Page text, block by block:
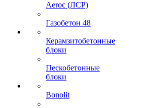
Aeroc (ЛСР)
Газобетон 48
Керамзитобетонные
блоки
Пескобетонные
блоки
Bonolit